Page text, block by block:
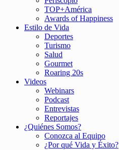
TOP+América
Awards of Happiness
Estilo de Vida
Deportes
Turismo
Salud
Gourmet
Roaring 20s
Videos
Webinars
Podcast
Entrevistas
Reportajes
¿Quiénes Somos?
Conozca al Equipo
¿Por qué Vida y Éxito?